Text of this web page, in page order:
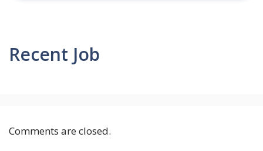
Recent Job
Comments are closed.